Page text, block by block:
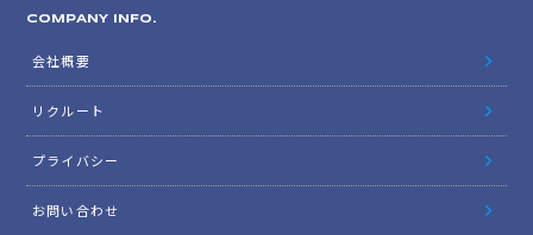
COMPANY INFO.
会社概要
リクルート
プライバシー
お問い合わせ